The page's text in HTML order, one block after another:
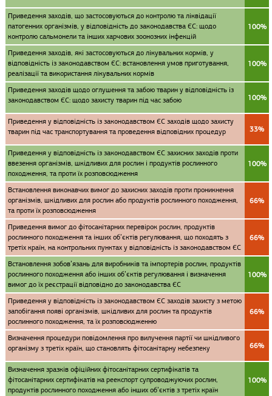
Приведення заходів, що застосовуються до контролю та ліквідації
патогенних організмів, у відповідність до законодавства ЄС: щодо
контролю сальмонели та інших харчових зоонозних інфекцій
100%
Приведення заходів, які застосовуються до лікувальних кормів, у
відповідність із законодавством ЄС: встановлення умов приготування,
реалізації та використання лікувальних кормів
100%
Приведення заходів щодо оглушення та забою тварин у відповідність із
законодавством ЄС: щодо захисту тварин під час забою
100%
Приведення у відповідність із законодавством ЄС заходів щодо захисту
тварин під час транспортування та проведення відповідних процедур
33%
Приведення у відповідність із законодавством ЄС захисних заходів проти
ввезення організмів, шкідливих для рослин і продуктів рослинного
походження, та проти їх розповсюдження
100%
Встановлення виконавчих вимог до захисних заходів проти проникнення
організмів, шкідливих для рослин або продуктів рослинного походження,
та проти їх розповсюдження
66%
Приведення вимог до фітосанітарних перевірок рослин, продуктів
рослинного походження та інших об’єктів регулювання, що походять з
третіх країн, на контрольних пунктах у відповідність із законодавством ЄС
66%
Встановлення зобов’язань для виробників та імпортерів рослин, продуктів
рослинного походження або інших об’єктів регулювання і визначення
вимог до їх реєстрації відповідно до законодавства ЄС
100%
Приведення у відповідність із законодавством ЄС заходів захисту з метою
запобігання появі організмів, шкідливих для рослин та продуктів
рослинного походження, та їх розповсюдженню
66%
Визначення процедури повідомлення про вилучення партії чи шкідливого
організму з третіх країн, що становлять фітосанітарну небезпеку
66%
Визначення зразків офіційних фітосанітарних сертифікатів та
фітосанітарних сертифікатів на реекспорт супроводжуючих рослин,
продуктів рослинного походження або інших об’єктів з третіх країн
100%